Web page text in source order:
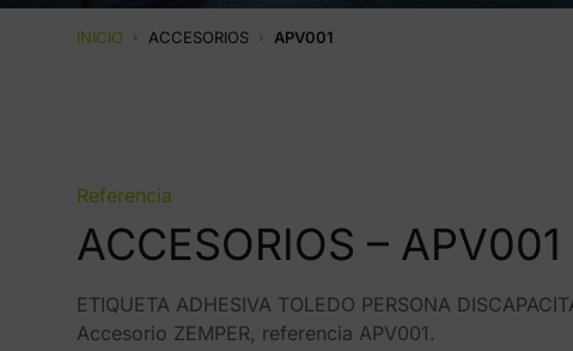
INICIO › ACCESORIOS › APV001
Referencia
ACCESORIOS – APV001
ETIQUETA ADHESIVA TOLEDO PERSONA
Accesorio ZEMPER, referencia APV001.